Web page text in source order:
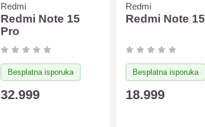
Redmi
Redmi Note 15
Pro
Besplatna isporuka
32.999
Redmi
Redmi Note 15
Besplatna isporuka
18.999